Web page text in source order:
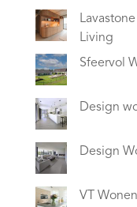
Living
Sfeervol
Design
Design
VT